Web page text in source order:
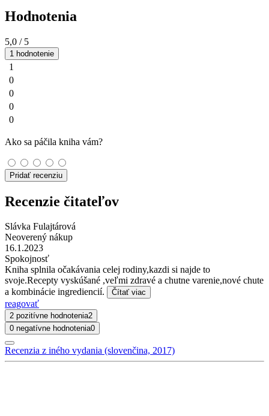
Hodnotenia
5,0 / 5
1 hodnotenie
1
0
0
0
0
Ako sa páčila kniha vám?
Pridať recenziu
Recenzie čitateľov
Slávka Fulajtárová
Neoverený nákup
16.1.2023
Spokojnosť
Kniha splnila očakávania celej rodiny,kazdi si najde to
svoje.Recepty vyskúšané ,veľmi zdravé a chutne varenie,nové chute
a kombinácie ingrediencií.
Čítať viac
reagovať
2 pozitívne hodnotenia2
0 negatívne hodnotenia0
Recenzia z iného vydania (slovenčina, 2017)